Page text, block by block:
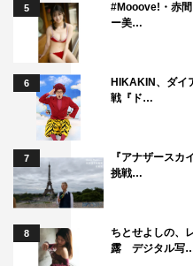
5
#Mooove!・赤
ー美…
6
HIKAKIN、ダイ
戦『ド…
7
『アナザース
挑戦…
8
ちとせよしの、
露 デジタル写